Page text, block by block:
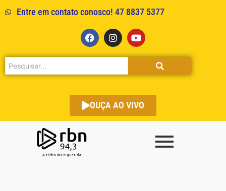
Entre em contato conosco! 47 8837 5377
OUÇA AO VIVO